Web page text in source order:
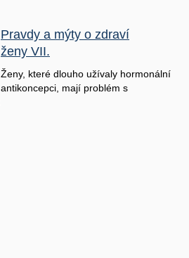
Pravdy a mýty o zdraví
ženy VII.
Ženy, které dlouho užívaly hormonální
antikoncepci, mají problém s